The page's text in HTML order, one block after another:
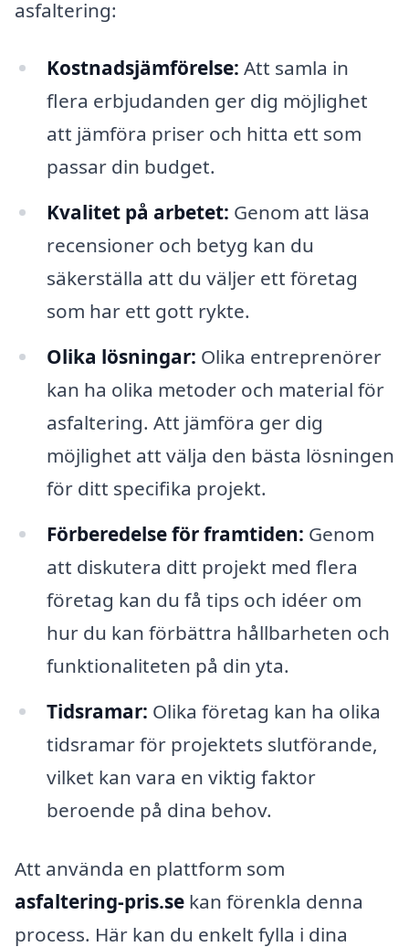
asfaltering:
Kostnadsjämförelse: Att samla in
flera erbjudanden ger dig möjlighet
att jämföra priser och hitta ett som
passar din budget.
Kvalitet på arbetet: Genom att läsa
recensioner och betyg kan du
säkerställa att du väljer ett företag
som har ett gott rykte.
Olika lösningar: Olika entreprenörer
kan ha olika metoder och material för
asfaltering. Att jämföra ger dig
möjlighet att välja den bästa lösningen
för ditt specifika projekt.
Förberedelse för framtiden: Genom
att diskutera ditt projekt med flera
företag kan du få tips och idéer om
hur du kan förbättra hållbarheten och
funktionaliteten på din yta.
Tidsramar: Olika företag kan ha olika
tidsramar för projektets slutförande,
vilket kan vara en viktig faktor
beroende på dina behov.
Att använda en plattform som
asfaltering-pris.se kan förenkla denna
process. Här kan du enkelt fylla i dina